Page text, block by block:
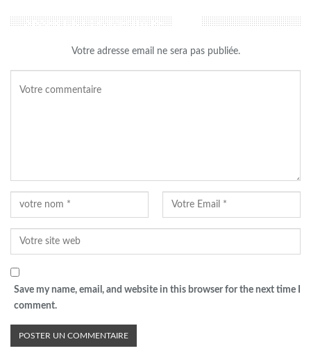
LAISSER UN COMMENTAIRE
Votre adresse email ne sera pas publiée.
Save my name, email, and website in this browser for the next time I
comment.